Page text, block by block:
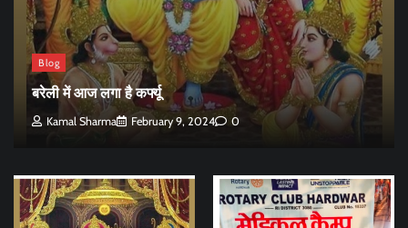
Blog
बरेली में आज लगा है कर्फ्यू
Kamal Sharma February 9, 2024 0